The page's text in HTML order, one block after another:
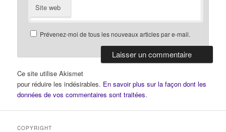
Site web
Prévenez-moi de tous les nouveaux articles par e-mail.
Ce site utilise Akismet
pour réduire les indésirables. En savoir plus sur la façon dont les
données de vos commentaires sont traitées.
COPYRIGHT